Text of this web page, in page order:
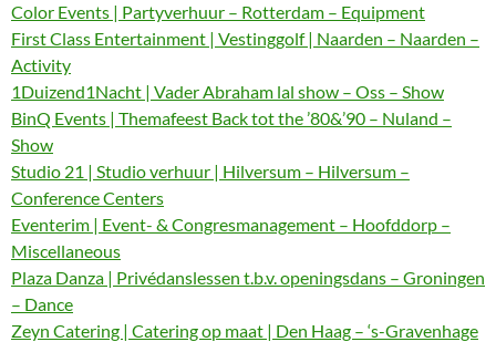
Color Events | Partyverhuur – Rotterdam – Equipment
First Class Entertainment | Vestinggolf | Naarden – Naarden –
Activity
1Duizend1Nacht | Vader Abraham lal show – Oss – Show
BinQ Events | Themafeest Back tot the ’80&’90 – Nuland –
Show
Studio 21 | Studio verhuur | Hilversum – Hilversum –
Conference Centers
Eventerim | Event- & Congresmanagement – Hoofddorp –
Miscellaneous
Plaza Danza | Privédanslessen t.b.v. openingsdans – Groningen
– Dance
Zeyn Catering | Catering op maat | Den Haag – ‘s-Gravenhage